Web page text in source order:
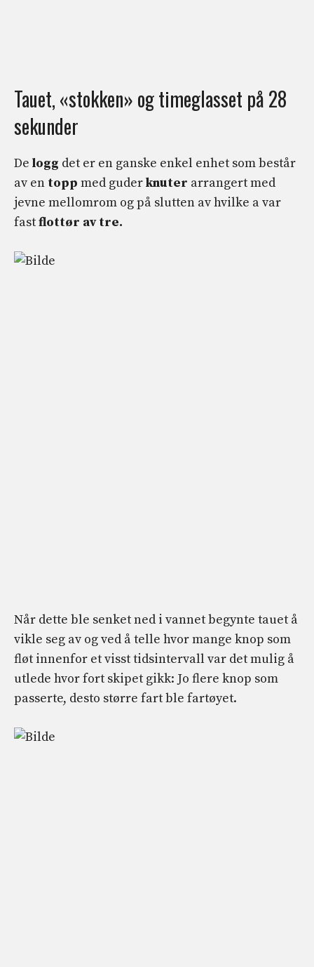
Tauet, «stokken» og timeglasset på 28
sekunder
De logg det er en ganske enkel enhet som består
av en topp med guderknuter arrangert med
jevne mellomrom og på slutten av hvilke a var
fastflottør av tre.
Når dette ble senket ned i vannet begynte tauet å
vikle seg av og ved å telle hvor mange knop som
fløt innenfor et visst tidsintervall var det mulig å
utlede hvor fort skipet gikk: Jo flere knop som
passerte, desto større fart ble fartøyet.